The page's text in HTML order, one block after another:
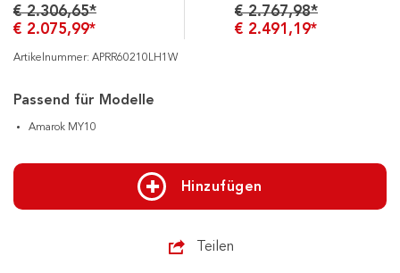
€ 2.306,65*
€ 2.075,99*
€ 2.767,98*
€ 2.491,19*
Artikelnummer: APRR60210LH1W
Passend für Modelle
Amarok MY10
Hinzufügen
Teilen